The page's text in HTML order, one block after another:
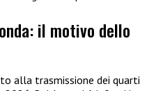
il motivo dello
alla trasmissione dei quarti